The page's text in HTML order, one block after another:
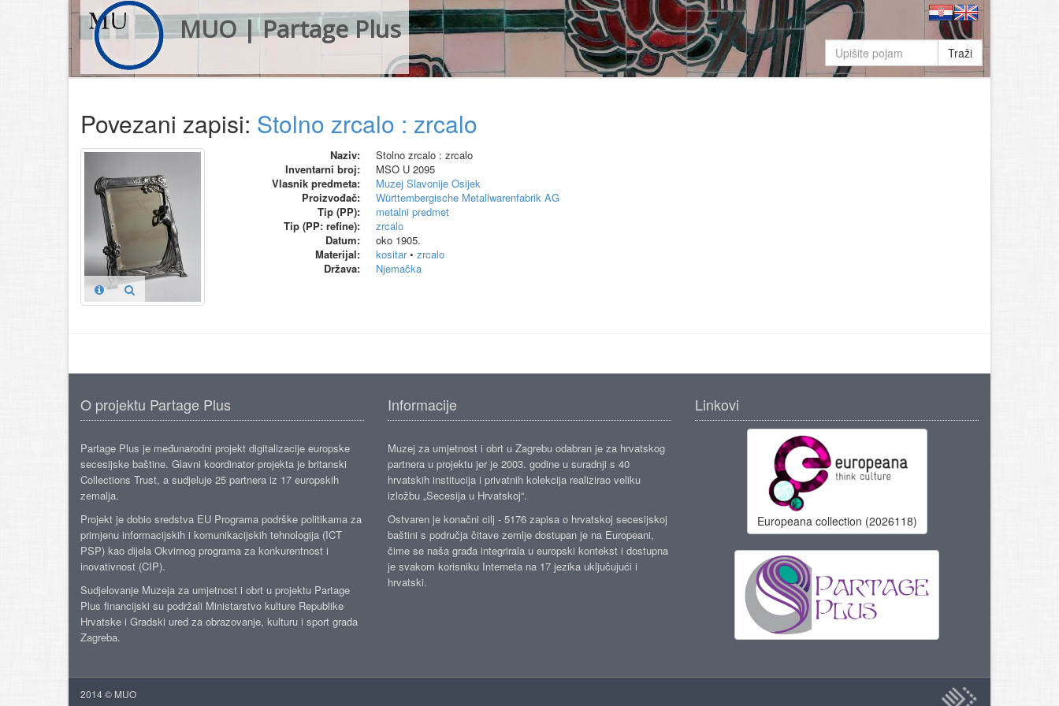
MUO | Partage Plus
Traži
Povezani zapisi: Stolno zrcalo : zrcalo
Naziv:
Stolno zrcalo : zrcalo
Inventarni broj:
MSO U 2095
Vlasnik predmeta:
Muzej Slavonije Osijek
Proizvođač:
Württembergische Metallwarenfabrik AG
Tip (PP):
metalni predmet
Tip (PP: refine):
zrcalo
Datum:
oko 1905.
Materijal:
kositar• zrcalo
Država:
Njemačka
O projektu Partage Plus
Partage Plus je međunarodni projekt digitalizacije europske
secesijske baštine. Glavni koordinator projekta je britanski
Collections Trust, a sudjeluje 25 partnera iz 17 europskih
zemalja.
Projekt je dobio sredstva EU Programa podrške politikama za
primjenu informacijskih i komunikacijskih tehnologija (ICT
PSP) kao dijela Okvirnog programa za konkurentnost i
inovativnost (CIP).
Sudjelovanje Muzeja za umjetnost i obrt u projektu Partage
Plus financijski su podržali Ministarstvo kulture Republike
Hrvatske i Gradski ured za obrazovanje, kulturu i sport grada
Zagreba.
Informacije
Muzej za umjetnost i obrt u Zagrebu odabran je za hrvatskog
partnera u projektu jer je 2003. godine u suradnji s 40
hrvatskih institucija i privatnih kolekcija realizirao veliku
izložbu „Secesija u Hrvatskoj“.
Ostvaren je konačni cilj - 5176 zapisa o hrvatskoj secesijskoj
baštini s područja čitave zemlje dostupan je na Europeani,
čime se naša građa integrirala u europski kontekst i dostupna
je svakom korisniku Interneta na 17 jezika uključujući i
hrvatski.
Linkovi
Europeana collection (2026118)
2014 © MUO